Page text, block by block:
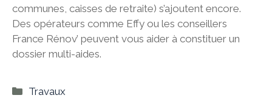
communes, caisses de retraite) s’ajoutent encore.
Des opérateurs comme Effy ou les conseillers
France Rénov’ peuvent vous aider à constituer un
dossier multi-aides.
Catégories
Travaux